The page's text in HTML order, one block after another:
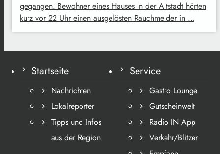
gegangen. Bewohner eines Hauses in der Altstadt hörten
kurz vor 22 Uhr einen ausgelösten Rauchmelder in …
Startseite
Nachrichten
Lokalreporter
Tipps und Infos
aus der Region
Service
Gastro Lounge
Gutscheinwelt
Radio IN App
Verkehr/Blitzer